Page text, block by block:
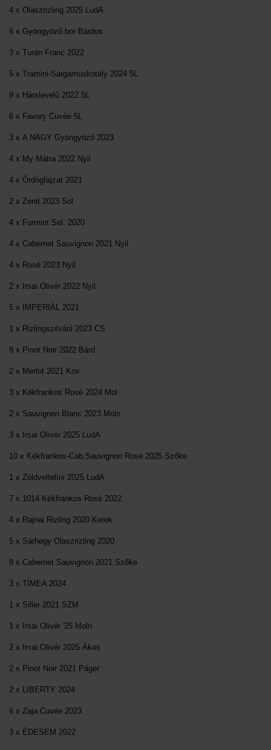
4 x Olaszrizling 2025 LudA
6 x Gyöngyöző bor Bárdos
3 x Turán Franc 2022
5 x Tramini-Sárgamuskotály 2024 5L
9 x Hárslevelű 2022 5L
6 x Favory Cuvée 5L
3 x A NAGY Gyöngyöző 2023
4 x My Mátra 2022 Nyil
4 x Ördögfajzat 2021
2 x Zenit 2023 Sol
4 x Furmint Sel. 2020
4 x Cabernet Sauvignon 2021 Nyil
4 x Rosé 2023 Nyil
2 x Irsai Olivér 2022 Nyil
5 x IMPERIÁL 2021
1 x Rizlingszilváni 2023 CS
8 x Pinot Noir 2022 Bárd
2 x Merlot 2021 Kov
3 x Kékfrankos Rosé 2024 Mol
2 x Sauvignon Blanc 2023 Moln
3 x Irsai Olivér 2025 LudA
10 x Kékfrankos-Cab.Sauvignon Rosé 2025 Szőke
1 x Zöldveltelíni 2025 LudA
7 x 1014 Kékfrankos Rosé 2022
4 x Rajnai Rizling 2020 Kerek
5 x Sárhegy Olaszrizling 2020
8 x Cabernet Sauvignon 2021 Szőke
3 x TÍMEA 2024
1 x Siller 2021 SZM
1 x Irsai Olivér '25 Moln
2 x Irsai Olivér 2025 Ákos
2 x Pinot Noir 2021 Páger
2 x LIBERTY 2024
6 x Zaja Cuvée 2023
3 x ÉDESEM 2022